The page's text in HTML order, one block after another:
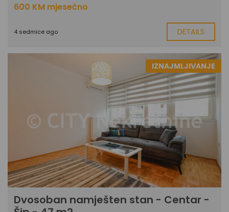
600 KM mjesečno
4 sedmice ago DETAILS
IZNAJMLJIVANJE
Dvosoban namješten stan - Centar -